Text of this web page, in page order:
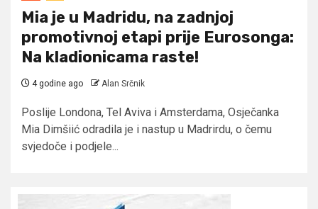
Mia je u Madridu, na zadnjoj
promotivnoj etapi prije Eurosonga:
Na kladionicama raste!
4 godine ago Alan Srčnik
Poslije Londona, Tel Aviva i Amsterdama, Osječanka
Mia Dimšiić odradila je i nastup u Madrirdu, o čemu
svjedoče i podjele...